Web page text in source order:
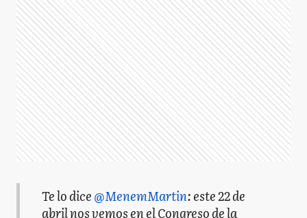
Te lo dice@MenemMartin: este 22 de
abril nos vemos en el Congreso de la